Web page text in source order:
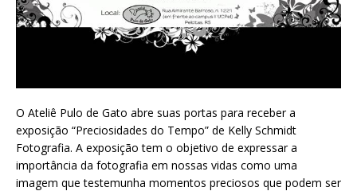
O Ateliê Pulo de Gato abre suas portas para receber a
exposição “Preciosidades do Tempo” de Kelly Schmidt
Fotografia. A exposição tem o objetivo de expressar a
importância da fotografia em nossas vidas como uma
imagem que testemunha momentos preciosos que podem ser